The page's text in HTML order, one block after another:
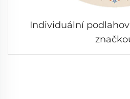
Individuální